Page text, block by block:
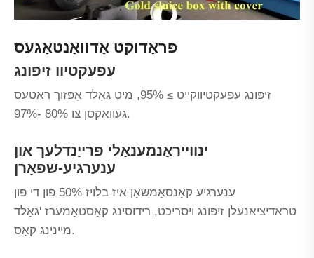
פּראָדוקט אַדוואַנטאַגעס
עפעקטיוו זיפּונג
זיפּונג עפעקטיווקייַט ≥ 95%, מיט גאָלד אָפּזוך ראַטעס
געוואקסן צו 80% -97%.
ינווייראַנמענאַלי פרייַנדלעך און
ענערגיע-שפּאָרן
ענערגיע קאַנסאַמשאַן איז בלויז 50% פון די פון
טראדיציאנעלן זיפּונג ויסריכט, רידוסינג קאַסטאַמערז 'גאָלד
מיינינג קאָס.